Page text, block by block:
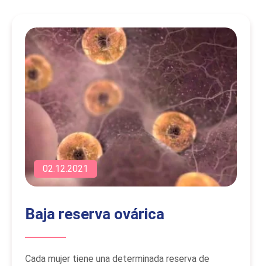
02.12.2021
Baja reserva ovárica
Cada mujer tiene una determinada reserva de